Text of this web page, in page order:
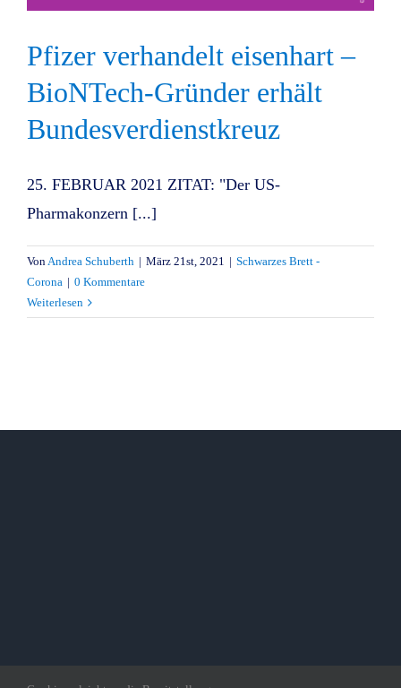
Pfizer verhandelt eisenhart –
BioNTech-Gründer erhält
Bundesverdienstkreuz
25. FEBRUAR 2021 ZITAT: "Der US-
Pharmakonzern [...]
Von Andrea Schuberth | März 21st, 2021 | Schwarzes Brett -
Corona | 0 Kommentare
Weiterlesen